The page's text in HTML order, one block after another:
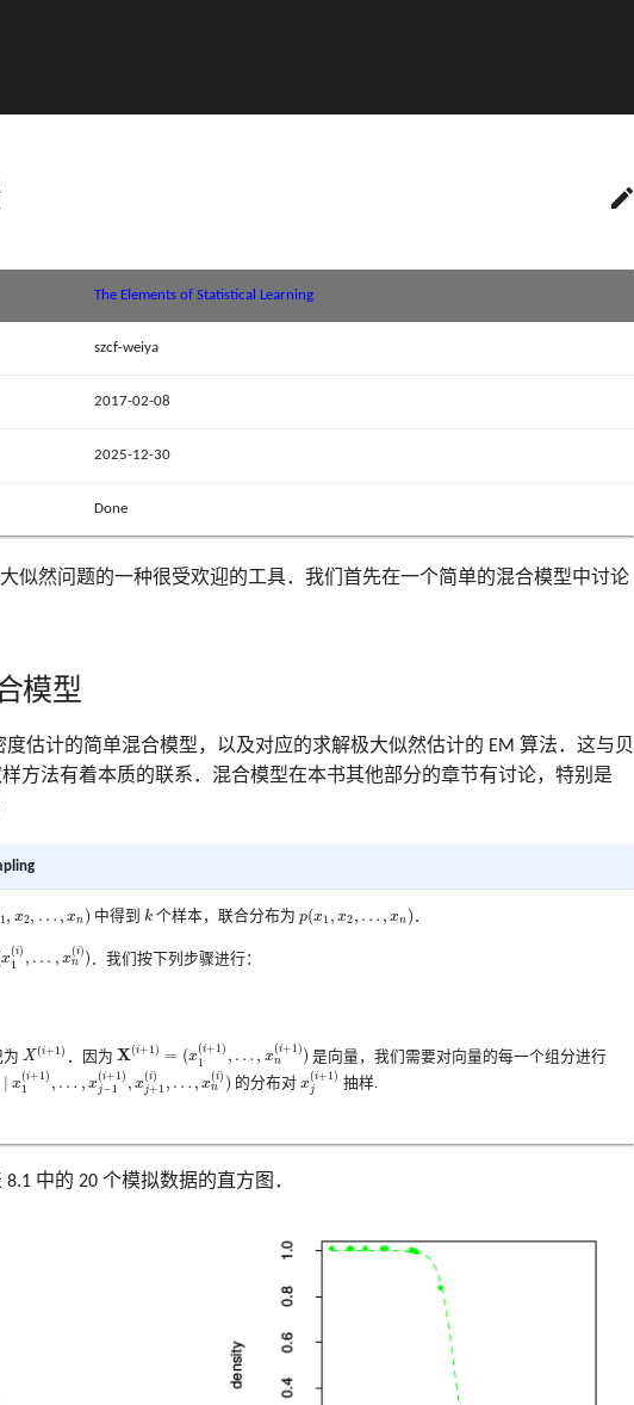

The Elements of Statistical Learning
szcf-weiya
2017-02-08
2025-12-30
Done
似然问题的一种很受欢迎的工具．我们首先在一个简单的混合模型中讨论
模型
估计的简单混合模型，以及对应的求解极大似然估计的 EM 算法．这与贝
样方法有着本质的联系．混合模型在本书其他部分的章节有讨论，特别是
1, x2, … , xn ) 中得到 k
k 个样本，联合分布为 p(x1 , x2, … , xn )
(x
．
x
(i)
1
, … , x
(i)
n )
,…
．我们按下列步骤进行：
为 X (i+1)
X(i+ 1 )
．因为 X(i+1) = (x
(i+1)
1
, … , x
(i+1)
n )
i+ 1 )= +1 ) ,… ))
是向量，我们需要对向量的每一个组分进行
x
(i+1)
1
, … , x
(i+1)
j−1 , x
(i)
j+1 , … , x
(i)
n )
1 ( +1 − 1 ( i+ x j+ , …, xn(
的分布对x
(i+1)
j
x j(i + 1)
抽样.
中的 20 个模拟数据的直方图．